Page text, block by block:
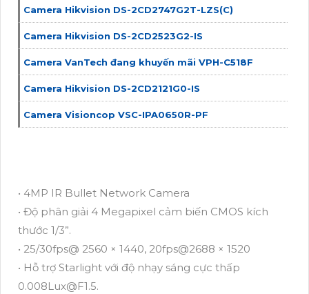
Camera Hikvision DS-2CD2747G2T-LZS(C)
Camera Hikvision DS-2CD2523G2-IS
Camera VanTech đang khuyến mãi VPH-C518F
Camera Hikvision DS-2CD2121G0-IS
Camera Visioncop VSC-IPA0650R-PF
• 4MP IR Bullet Network Camera
• Độ phân giải 4 Megapixel cảm biến CMOS kích
thước 1/3”.
• 25/30fps@ 2560 × 1440, 20fps@2688 × 1520
• Hỗ trợ Starlight với độ nhạy sáng cực thấp
0.008Lux@F1.5.